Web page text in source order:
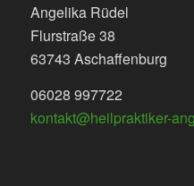
Angelika Rüdel
Flurstraße 38
63743 Aschaffenburg
06028 997722
kontakt@heilpraktiker-